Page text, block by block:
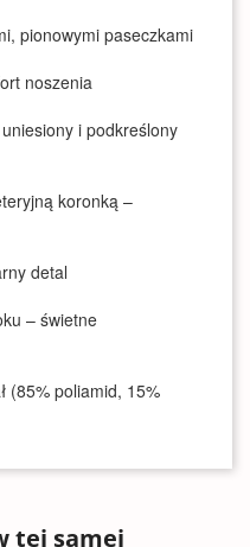
pionowymi paseczkami
noszenia
i podkreślony
koronką –
detal
– świetne
(85% poliamid, 15%
tej samej